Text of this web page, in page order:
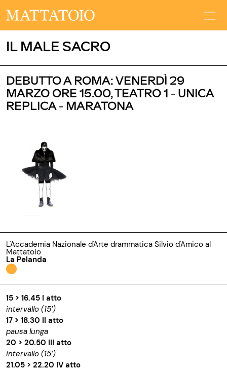
IL MALE SACRO
DEBUTTO A ROMA: VENERDÌ 29
MARZO ORE 15.00, TEATRO 1 - UNICA
REPLICA - MARATONA
L'Accademia Nazionale d'Arte drammatica Silvio d'Amico al
Mattatoio
La Pelanda
15 > 16.45 I atto
intervallo (15′)
17 > 18.30 II atto
pausa lunga
20 > 20.50 III atto
intervallo (15′)
21.05 > 22.20 IV atto